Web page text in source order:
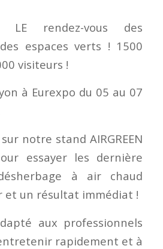
LE rendez-vous des
espaces verts ! 1500
visiteurs !
à Eurexpo du 05 au 07
notre stand AIRGREEN
essayer les dernière
à air chaud
et un résultat immédiat !
aux professionnels
rapidement et à